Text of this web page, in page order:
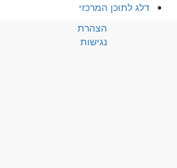
דלג לתוכן המרכזי
הצהרת
נגישות